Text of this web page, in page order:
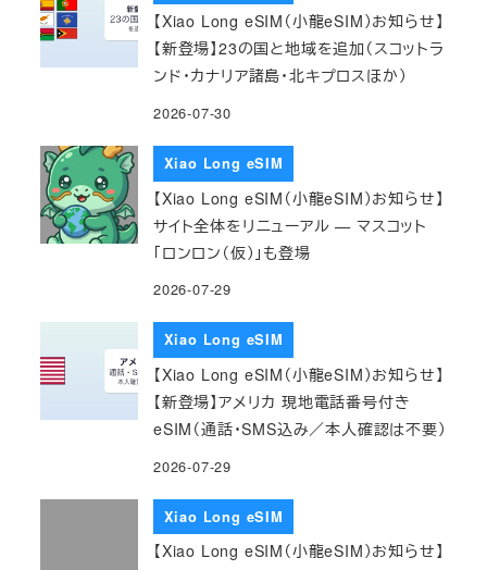
【Xiao Long eSIM（小龍eSIM）お知らせ】
【新登場】23の国と地域を追加（スコットラ
ンド・カナリア諸島・北キプロスほか）
2026-07-30
Xiao Long eSIM
【Xiao Long eSIM（小龍eSIM）お知らせ】
サイト全体をリニューアル — マスコット
「ロンロン（仮）」も登場
2026-07-29
Xiao Long eSIM
【Xiao Long eSIM（小龍eSIM）お知らせ】
【新登場】アメリカ 現地電話番号付き
eSIM（通話・SMS込み／本人確認は不要）
2026-07-29
Xiao Long eSIM
【Xiao Long eSIM（小龍eSIM）お知らせ】